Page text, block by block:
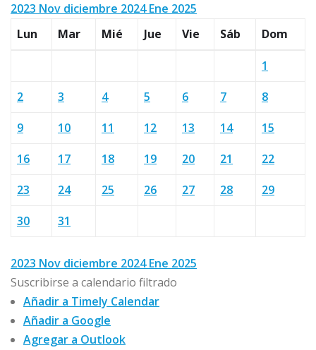
2023 Nov diciembre 2024 Ene 2025
Lun
Mar Mié Jue Vie Sáb Dom
1
2
3 4 5 6 7
8
9
10 11 12 13 14
15
16
17 18 19 20 21
22
23
24 25 26 27 28
29
30
31
2023 Nov diciembre 2024 Ene 2025
Suscribirse a calendario filtrado
Añadir a Timely Calendar
Añadir a Google
Agregar a Outlook